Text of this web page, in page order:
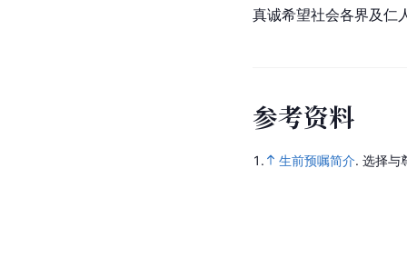
真诚希望社会各界及仁
参考资料
1. 生前预嘱简介. 选择与